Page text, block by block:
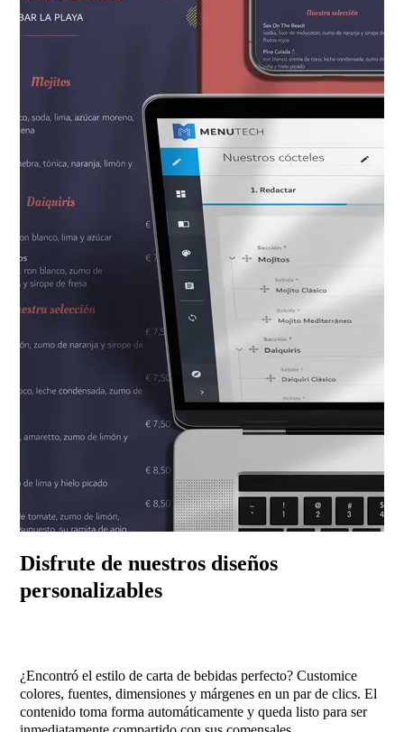
Disfrute de nuestros diseños
personalizables
¿Encontró el estilo de carta de bebidas perfecto? Customice
colores, fuentes, dimensiones y márgenes en un par de clics. El
contenido toma forma automáticamente y queda listo para ser